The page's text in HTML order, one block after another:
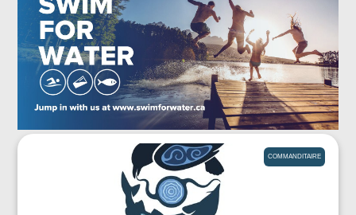
COMMANDITAIRE